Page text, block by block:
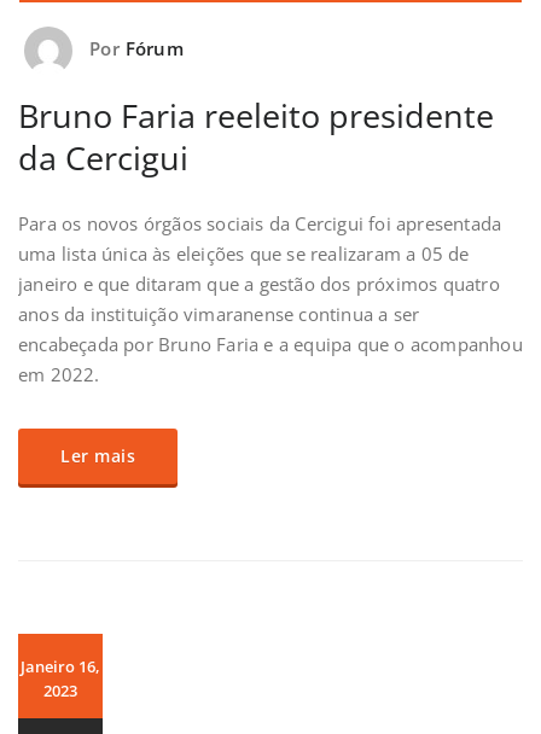
Por Fórum
Bruno Faria reeleito presidente
da Cercigui
Para os novos órgãos sociais da Cercigui foi apresentada
uma lista única às eleições que se realizaram a 05 de
janeiro e que ditaram que a gestão dos próximos quatro
anos da instituição vimaranense continua a ser
encabeçada por Bruno Faria e a equipa que o acompanhou
em 2022.
Ler mais
Janeiro 16,
2023